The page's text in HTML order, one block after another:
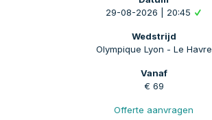
29-08-2026 | 20:45
Olympique Lyon - Le Havre
€ 69
Offerte aanvragen